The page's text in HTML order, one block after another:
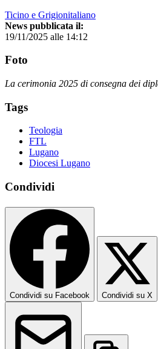
Ticino e Grigionitaliano
News pubblicata il:
19/11/2025 alle 14:12
Foto
La cerimonia 2025 di consegna dei
Tags
Teologia
FTL
Lugano
Diocesi Lugano
Condividi
Condividi su Facebook Condividi su X